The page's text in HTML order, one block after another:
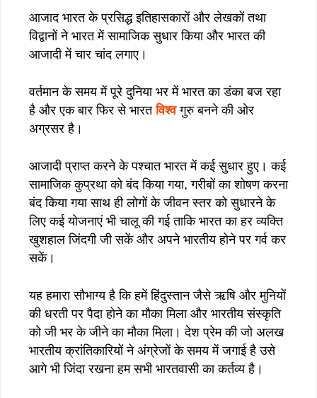
आजाद भारत के प्रसिद्ध इतिहासकारों और लेखकों तथा
विद्वानों ने भारत में सामाजिक सुधार किया और भारत की
आजादी में चार चांद लगाए।
वर्तमान के समय में पूरे दुनिया भर में भारत का डंका बज रहा
है और एक बार फिर से भारतविश्वगुरु बनने की ओर
अग्रसर है।
आजादी प्राप्त करने के पश्चात भारत में कई सुधार हुए। कई
सामाजिक कुप्रथा को बंद किया गया, गरीबों का शोषण करना
बंद किया गया साथ ही लोगों के जीवन स्तर को सुधारने के
लिए कई योजनाएं भी चालू की गई ताकि भारत का हर व्यक्ति
खुशहाल जिंदगी जी सकें और अपने भारतीय होने पर गर्व कर
सकें।
यह हमारा सौभाग्य है कि हमें हिंदुस्तान जैसे ऋषि और मुनियों
की धरती पर पैदा होने का मौका मिला और भारतीय संस्कृति
को जी भर के जीने का मौका मिला। देश प्रेम की जो अलख
भारतीय क्रांतिकारियों ने अंग्रेजों के समय में जगाई है उसे
आगे भी जिंदा रखना हम सभी भारतवासी का कर्तव्य है।